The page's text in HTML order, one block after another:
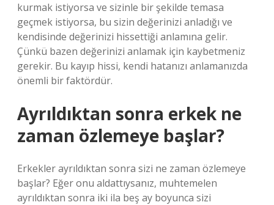
kurmak istiyorsa ve sizinle bir şekilde temasa
geçmek istiyorsa, bu sizin değerinizi anladığı ve
kendisinde değerinizi hissettiği anlamına gelir.
Çünkü bazen değerinizi anlamak için kaybetmeniz
gerekir. Bu kayıp hissi, kendi hatanızı anlamanızda
önemli bir faktördür.
Ayrıldıktan sonra erkek ne
zaman özlemeye başlar?
Erkekler ayrıldıktan sonra sizi ne zaman özlemeye
başlar? Eğer onu aldattıysanız, muhtemelen
ayrıldıktan sonra iki ila beş ay boyunca sizi